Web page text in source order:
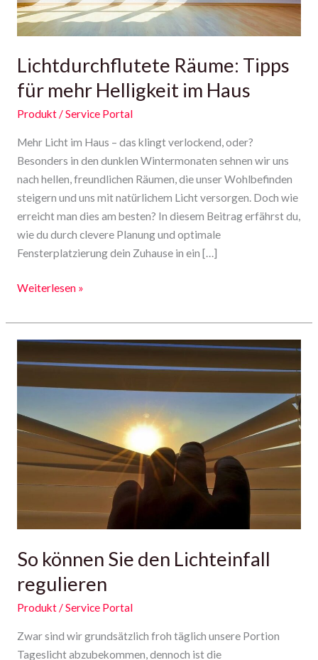
Lichtdurchflutete Räume: Tipps
für mehr Helligkeit im Haus
Produkt/Service Portal
Mehr Licht im Haus – das klingt verlockend, oder?
Besonders in den dunklen Wintermonaten sehnen wir uns
nach hellen, freundlichen Räumen, die unser Wohlbefinden
steigern und uns mit natürlichem Licht versorgen. Doch wie
erreicht man dies am besten? In diesem Beitrag erfährst du,
wie du durch clevere Planung und optimale
Fensterplatzierung dein Zuhause in ein […]
Weiterlesen »
So können Sie den Lichteinfall
regulieren
Produkt/Service Portal
Zwar sind wir grundsätzlich froh täglich unsere Portion
Tageslicht abzubekommen, dennoch ist die
können
Sie
Lichteinfall
regulieren